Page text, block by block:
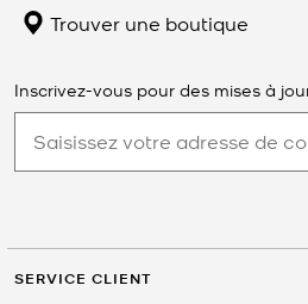
Trouver une boutique
Inscrivez-vous pour des mises à
SERVICE CLIENT